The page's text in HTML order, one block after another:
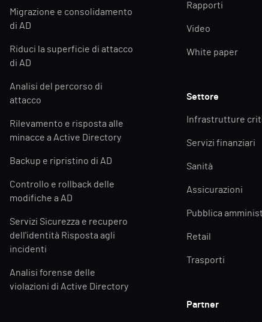
Migrazione e consolidamento
di AD
Riduci la superficie di attacco
di AD
Analisi del percorso di
attacco
Rilevamento e risposta alle
minacce a Active Directory
Backup e ripristino di AD
Controllo e rollback delle
modifiche a AD
Servizi Sicurezza e recupero
dell'identità Risposta agli
incidenti
Analisi forense delle
violazioni di Active Directory
Rapporti
Video
White paper
Settore
Infrastrutture
Servizi finanziari
Sanità
Assicurazioni
Pubblica
Retail
Trasporti
Partner